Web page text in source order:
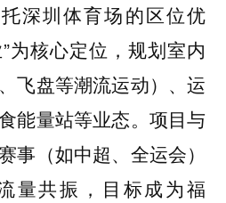
深圳体育场的区位优
为核心定位，规划室内
飞盘等潮流运动）、运
能量站等业态。项目与
事（如中超、全运会）
量共振，目标成为福